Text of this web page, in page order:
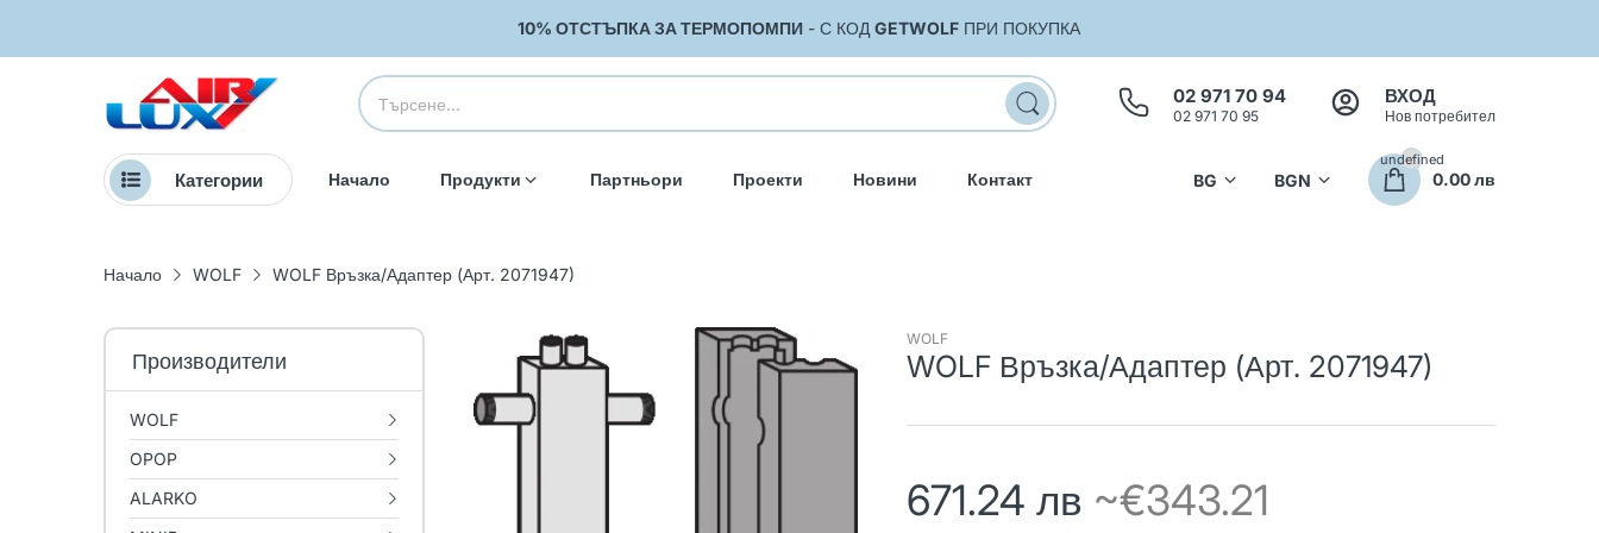
10% ОТСТЪПКА ЗА ТЕРМОПОМПИ - С КОДGETWOLF ПРИ ПОКУПКА
02 971 70 94
02 971 70 95
ВХОД
Нов потребител
Категории Начало Продукти Партньори Проекти Новини Контакт
undefined
0.00 лв
Начало WOLF WOLF Връзка/Адаптер (Арт. 2071947)
Производители
WOLF
OPOP
ALARKO
WOLF
WOLF Връзка/Адаптер (Арт. 2071947)
671.24 лв ~€343.21